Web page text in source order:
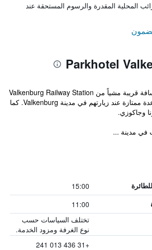
المحلية المقدرة والرسوم المستحقة عند
يوجد الفندق ضمن مسافة قريبة مشياً من Valkenburg Railway Station
وهو يقدم للضيوف قاعدة ممتازة عند زيارتهم في مدينة Valkenburg. كما
وجاكوزي.
في مدينة ...
15:00
11:00
تختلف السياسات حسب
نوع الغرفة ومزود الخدمة.
+31 436 013 241